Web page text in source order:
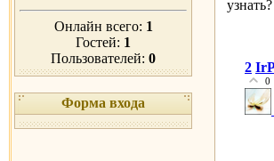
Онлайн всего: 1
Гостей: 1
Пользователей: 0
Форма входа
2
0